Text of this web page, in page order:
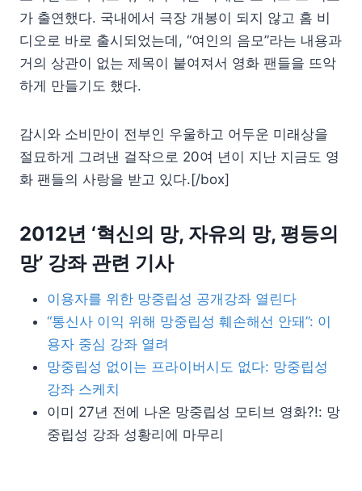
가 출연했다. 국내에서 극장 개봉이 되지 않고 홈 비
디오로 바로 출시되었는데, “여인의 음모”라는 내용과
거의 상관이 없는 제목이 붙여져서 영화 팬들을 뜨악
하게 만들기도 했다.
감시와 소비만이 전부인 우울하고 어두운 미래상을
절묘하게 그려낸 걸작으로 20여 년이 지난 지금도 영
화 팬들의 사랑을 받고 있다.[/box]
2012년 ‘혁신의 망, 자유의 망, 평등의
망’ 강좌 관련 기사
이용자를 위한 망중립성 공개강좌 열린다
“통신사 이익 위해 망중립성 훼손해선 안돼”: 이
용자 중심 강좌 열려
망중립성 없이는 프라이버시도 없다: 망중립성
강좌 스케치
이미 27년 전에 나온 망중립성 모티브 영화?!: 망
중립성 강좌 성황리에 마무리